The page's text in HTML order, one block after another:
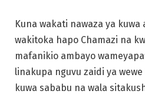
Kuna wakati nawaza ya kuwa
wakitoka hapo Chamazi na
mafanikio ambayo
linakupa nguvu zaidi ya
kuwa sababu na wala